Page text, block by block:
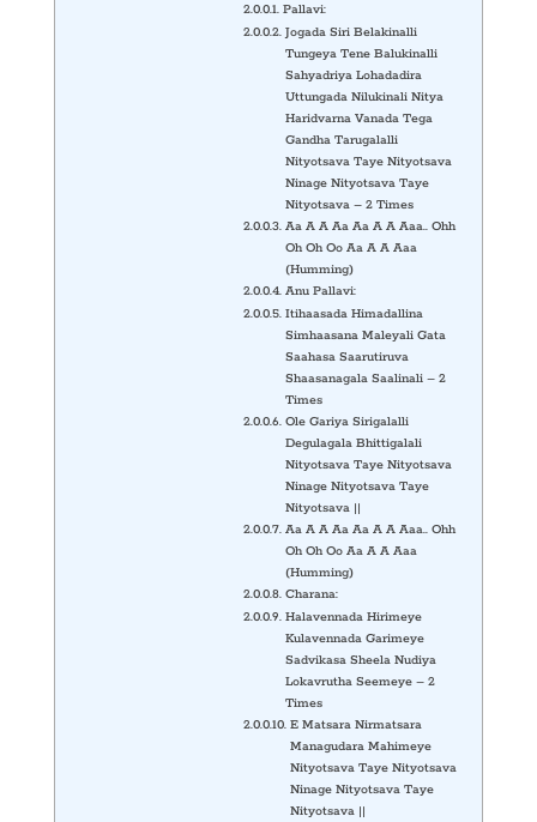
Pallavi:
Jogada Siri Belakinalli
Tungeya Tene Balukinalli
Sahyadriya Lohadadira
Uttungada Nilukinali Nitya
Haridvarna Vanada Tega
Gandha Tarugalalli
Nityotsava Taye Nityotsava
Ninage Nityotsava Taye
Nityotsava – 2 Times
Aa A A Aa Aa A A Aaa.. Ohh
Oh Oh Oo Aa A A Aaa
(Humming)
Anu Pallavi:
Itihaasada Himadallina
Simhaasana Maleyali Gata
Saahasa Saarutiruva
Shaasanagala Saalinali – 2
Times
Ole Gariya Sirigalalli
Degulagala Bhittigalali
Nityotsava Taye Nityotsava
Ninage Nityotsava Taye
Nityotsava ||
Aa A A Aa Aa A A Aaa.. Ohh
Oh Oh Oo Aa A A Aaa
(Humming)
Charana:
Halavennada Hirimeye
Kulavennada Garimeye
Sadvikasa Sheela Nudiya
Lokavrutha Seemeye – 2
Times
E Matsara Nirmatsara
Managudara Mahimeye
Nityotsava Taye Nityotsava
Ninage Nityotsava Taye
Nityotsava ||